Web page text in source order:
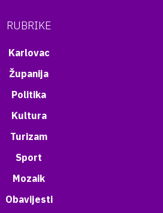
RUBRIKE
Karlovac
Županija
Politika
Kultura
Turizam
Sport
Mozaik
Obavijesti